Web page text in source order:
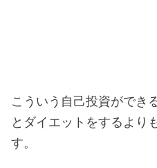
こういう自己投資ができ
とダイエットをするより
す。